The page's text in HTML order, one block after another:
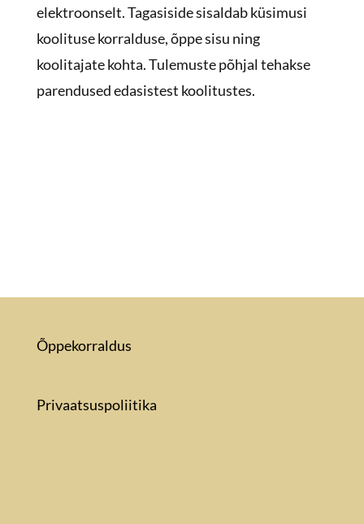
elektroonselt. Tagasiside sisaldab küsimusi
koolituse korralduse, õppe sisu ning
koolitajate kohta. Tulemuste põhjal tehakse
parendused edasistest koolitustes.
Õppekorraldus
Privaatsuspoliitika